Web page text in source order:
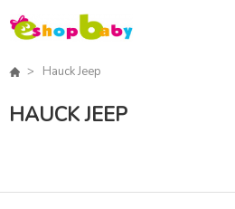
Hauck Jeep
HAUCK JEEP